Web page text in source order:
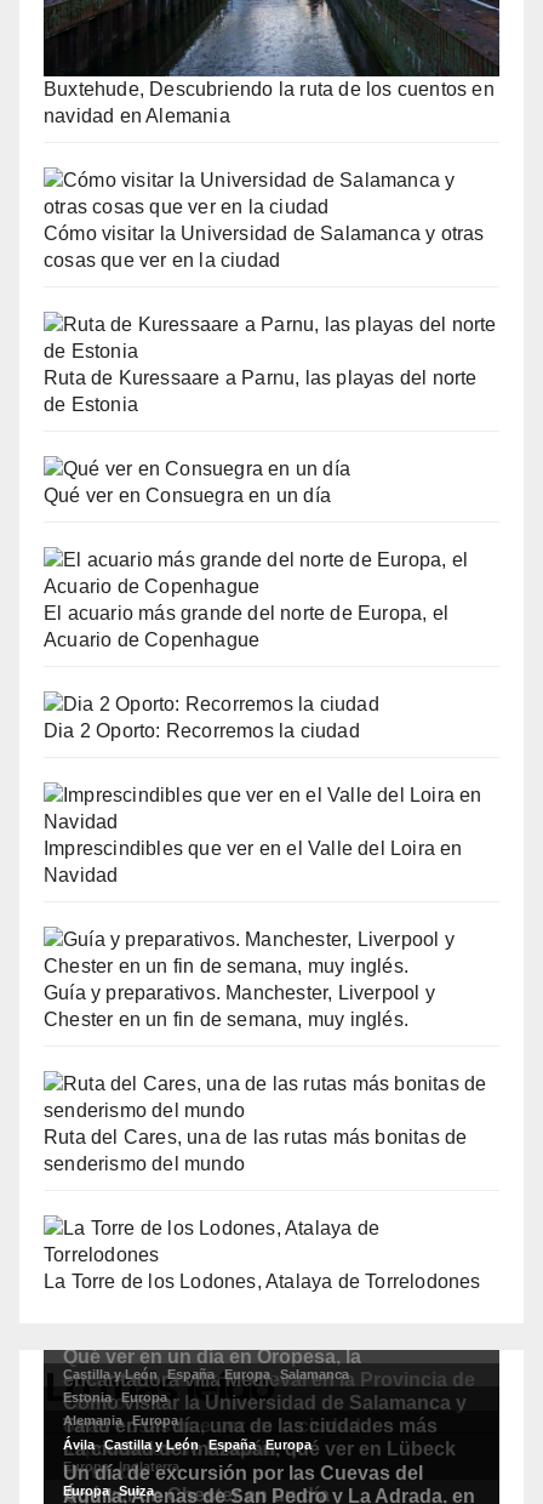
Buxtehude, Descubriendo la ruta de los cuentos en
navidad en Alemania
Cómo visitar la Universidad de Salamanca y otras
cosas que ver en la ciudad
Ruta de Kuressaare a Parnu, las playas del norte
de Estonia
Qué ver en Consuegra en un día
El acuario más grande del norte de Europa, el
Acuario de Copenhague
Dia 2 Oporto: Recorremos la ciudad
Imprescindibles que ver en el Valle del Loira en
Navidad
Guía y preparativos. Manchester, Liverpool y
Chester en un fin de semana, muy inglés.
Ruta del Cares, una de las rutas más bonitas de
senderismo del mundo
La Torre de los Lodones, Atalaya de Torrelodones
Lo más leído